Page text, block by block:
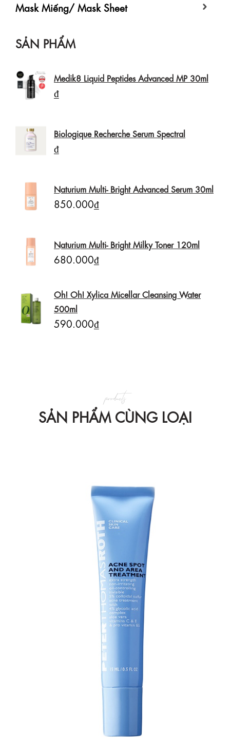
Mask Miếng/ Mask Sheet
SẢN PHẨM
Medik8 Liquid Peptides Advanced MP 30ml
₫
Biologique Recherche Serum Spectral
₫
Naturium Multi- Bright Advanced Serum 30ml
850.000₫
Naturium Multi- Bright Milky Toner 120ml
680.000₫
Oh! Oh! Xylica Micellar Cleansing Water
500ml
590.000₫
SẢN PHẨM CÙNG LOẠI
products